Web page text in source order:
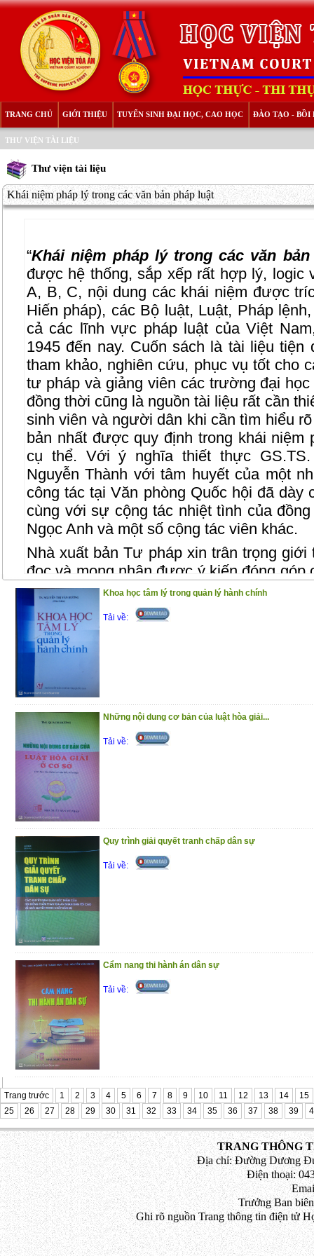
TRANG CHỦ GIỚI THIỆU TUYỂN SINH ĐẠI HỌC, CAO HỌC ĐÀO TẠO - BỒI
THƯ VIỆN TÀI LIỆU
Thư viện tài liệu
Khái niệm pháp lý trong các văn bản pháp luật
“Khái niệm pháp lý trong các văn
được hệ thống, sắp xếp rất hợp lý, logic
A, B, C, nội dung các khái niệm được
Hiến pháp), các Bộ luật, Luật, Pháp
cả các lĩnh vực pháp luật của Việt
1945 đến nay. Cuốn sách là tài liệu
tham khảo, nghiên cứu, phục vụ tốt cho
tư pháp và giảng viên các trường đại
đồng thời cũng là nguồn tài liệu rất cần
sinh viên và người dân khi cần tìm hiểu
bản nhất được quy định trong khái
cụ thể. Với ý nghĩa thiết thực
Nguyễn Thành với tâm huyết của một
công tác tại Văn phòng Quốc hội đã dày
cùng với sự cộng tác nhiệt tình của
Ngọc Anh và một số cộng tác viên khác.
Nhà xuất bản Tư pháp xin trân trọng giới
đọc và mong nhận được ý kiến đóng góp
được hoàn thiện hơn trong lần tái bản
Khoa học tâm lý trong quản lý hành chính
Tải về:
Những nội dung cơ bản của luật hòa giải...
Tải về:
Quy trình giải quyết tranh chấp dân sự
Tải về:
Cẩm nang thi hành án dân sự
Tải về:
Trang trước 1 2 3 4 5 6 7 8 9 10 11 12 13 14
15
25
26 27 28 29 30 31 32 33 34 35 36 37 38 39
TRANG THÔNG
Địa chỉ: Đường Dương
Điện thoại:
Trưởng Ban
Ghi rõ nguồn Trang thông tin điện tử